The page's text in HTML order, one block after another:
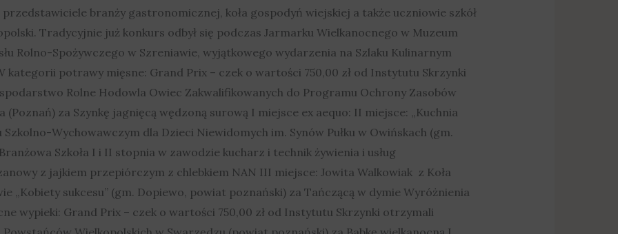
branży gastronomicznej, koła gospodyń wiejskiej a także uczniowie szkół
Tradycyjnie już konkurs odbył się podczas Jarmarku Wielkanocnego w Muzeum
Rolno-Spożywczego w Szreniawie, wyjątkowego wydarzenia na Szlaku Kulinarnym
kategorii potrawy mięsne: Grand Prix – czek o wartości 750,00 zł od Instytutu Skrzynki
Rolne Hodowla Owiec Zakwalifikowanych do Programu Ochrony Zasobów
(Poznań) za Szynkę jagnięcą wędzoną surową I miejsce ex aequo: II miejsce: „Kuchnia
Szkolno-Wychowawczym dla Dzieci Niewidomych im. Synów Pułku w Owińskach (gm.
Szkoła I i II stopnia w zawodzie kucharz i technik żywienia i usług
z jajkiem przepiórczym z chlebkiem NAN III miejsce: Jowita Walkowiak z Koła
„Kobiety sukcesu” (gm. Dopiewo, powiat poznański) za Tańczącą w dymie Wyróżnienia
wypieki: Grand Prix – czek o wartości 750,00 zł od Instytutu Skrzynki otrzymali